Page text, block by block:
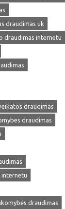
draudimas uk
draudimas internetu
draudimas
draudimas
internetu
draudimas